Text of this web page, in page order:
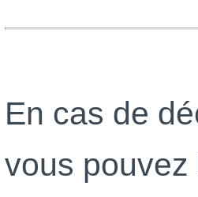
En cas de
vous pouvez